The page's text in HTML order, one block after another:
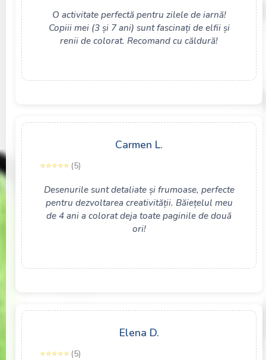
O activitate perfectă pentru zilele de iarnă!
Copiii mei (3 și 7 ani) sunt fascinați de elfii și
renii de colorat. Recomand cu căldură!
Carmen L.
(5)
Desenurile sunt detaliate și frumoase, perfecte
pentru dezvoltarea creativității. Băiețelul meu
de 4 ani a colorat deja toate paginile de două
ori!
Elena D.
(5)